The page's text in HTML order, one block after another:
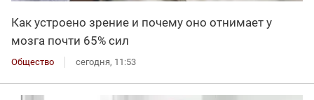
Как устроено зрение и почему оно отнимает у
мозга почти 65% сил
Общество сегодня, 11:53